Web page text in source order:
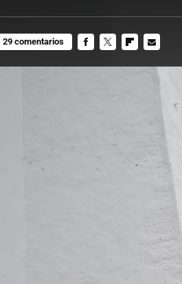
29 comentarios
MAIL